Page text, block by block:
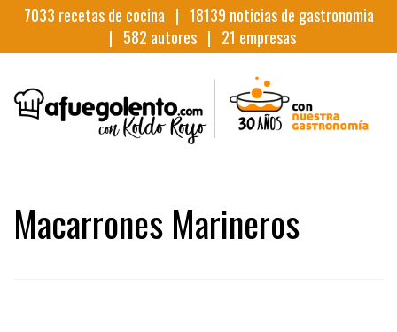
7033 recetas de cocina | 18139 noticias de gastronomia
| 582 autores | 21 empresas
Macarrones Marineros